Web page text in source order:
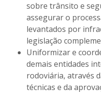
sobre trânsito e
assegurar o
levantados por
legislação
Uniformizar e
demais entidades
rodoviária, através
técnicas e da